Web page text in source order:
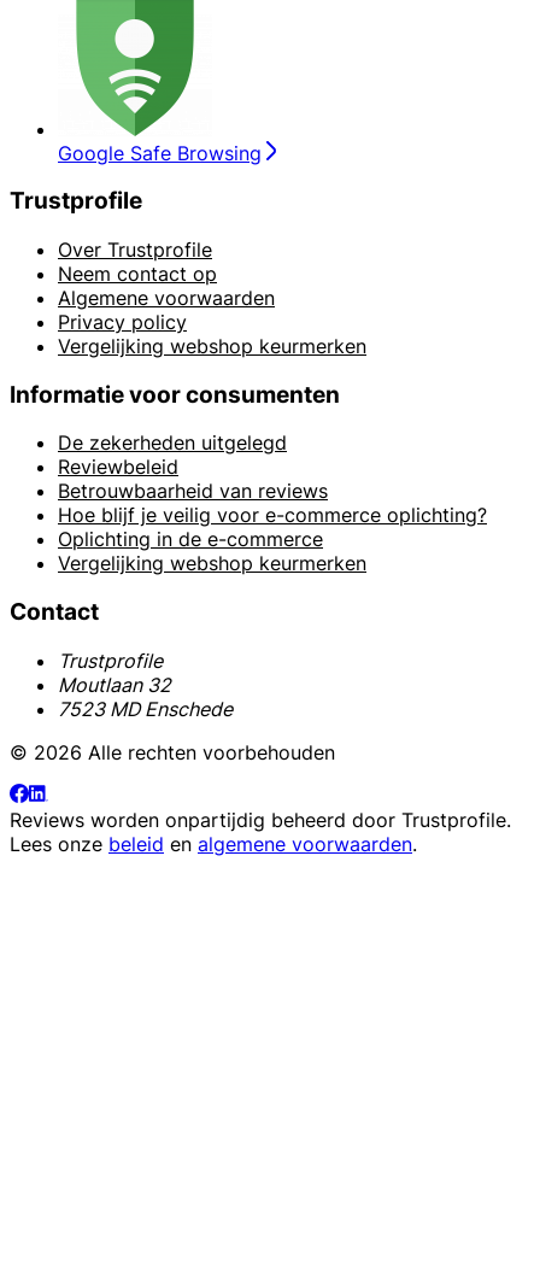
Google Safe Browsing
Trustprofile
Over Trustprofile
Neem contact op
Algemene voorwaarden
Privacy policy
Vergelijking webshop keurmerken
Informatie voor consumenten
De zekerheden uitgelegd
Reviewbeleid
Betrouwbaarheid van reviews
Hoe blijf je veilig voor e-commerce oplichting?
Oplichting in de e-commerce
Vergelijking webshop keurmerken
Contact
Trustprofile
Moutlaan 32
7523 MD Enschede
© 2026 Alle rechten voorbehouden
Reviews worden onpartijdig beheerd door Trustprofile.
Lees onze beleid en algemene voorwaarden.